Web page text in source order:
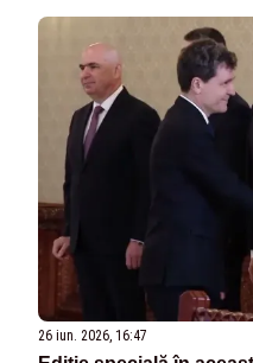
26 iun. 2026, 16:47